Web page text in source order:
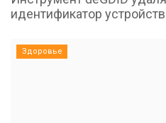
идентификатор
Здоровье